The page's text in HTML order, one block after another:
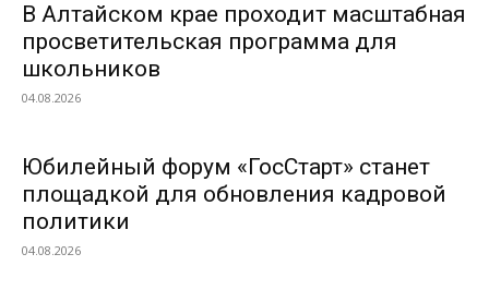
В Алтайском крае проходит масштабная
просветительская программа для
школьников
04.08.2026
Юбилейный форум «ГосСтарт» станет
площадкой для обновления кадровой
политики
04.08.2026